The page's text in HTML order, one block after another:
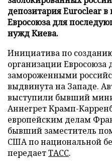
депозитария Euroclear в
Евросоюза для
нужд Киева.
Инициатива по
организации Евросоюза
замороженными
выдвинута на Западе.
выступили бывший
Аннегрет Крамп-
европейским делам
бывший заместитель
США по национальной
передаетТАСС.